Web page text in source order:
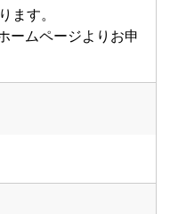
ます。
ームページよりお申